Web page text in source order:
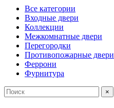
Все категории
Входные двери
Коллекции
Межкомнатные двери
Перегородки
Противопожарные двери
Феррони
Фурнитура
×